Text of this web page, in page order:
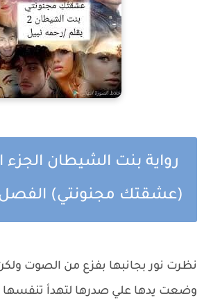
رواية بنت الشيطان الجزء
(عشقتك مجنونتي) الفصل
نظرت نور بجانبها بفزع من الصوت
وضعت يدها علي صدرها لتهدأ